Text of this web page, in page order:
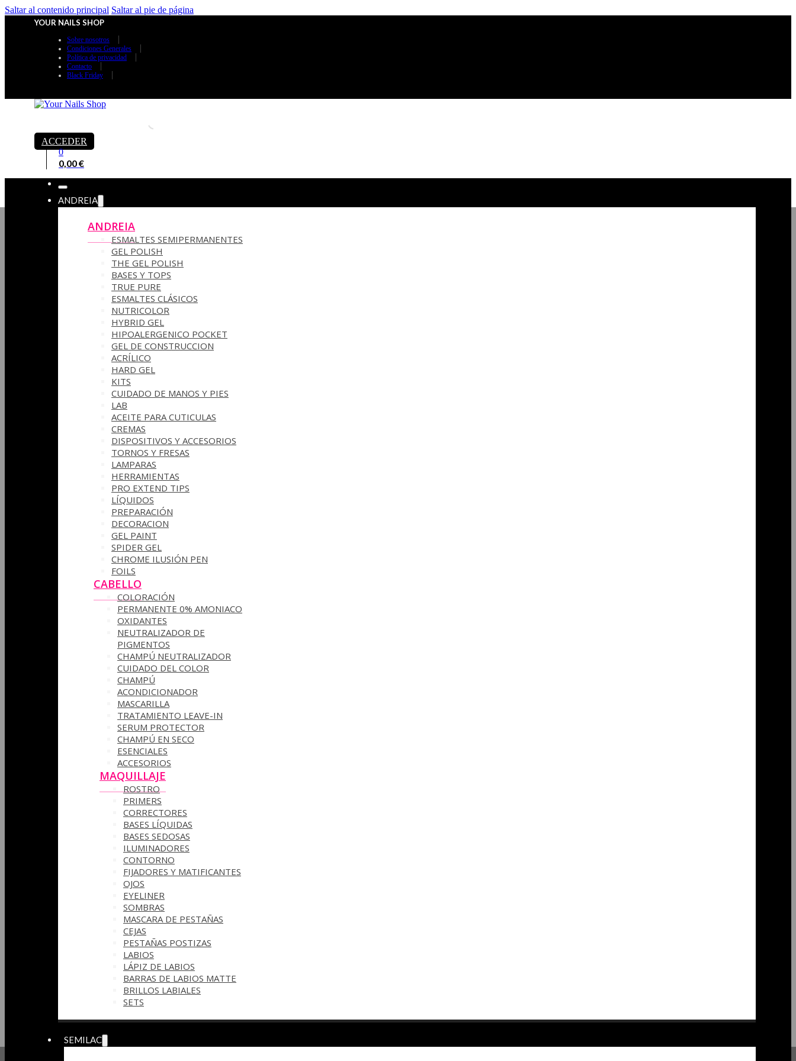
Saltar al contenido principal Saltar al pie de página
YOUR NAILS SHOP
Sobre nosotros
Condiciones Generales
Política de privacidad
Contacto
Black Friday
ACCEDER
0
0,00€
ANDREIA
ANDREIA
ESMALTES SEMIPERMANENTES
GEL POLISH
THE GEL POLISH
BASES Y‎ TOPS
TRUE PURE
ESMALTES CLÁSICOS
NUTRICOLOR
HYBRID GEL
HIPOALERGENICO POCKET
GEL DE CONSTRUCCION
ACRÍLICO
HARD GEL
KITS
CUIDADO DE MANOS Y PIES
LAB
ACEITE PARA CUTICULAS
CREMAS
DISPOSITIVOS Y ACCESORIOS
TORNOS Y FRESAS
LAMPARAS
HERRAMIENTAS
PRO EXTEND TIPS
LÍQUIDOS
PREPARACIÓN
DECORACION
GEL PAINT
SPIDER GEL
CHROME ILUSIÓN PEN
FOILS
CABELLO
COLORACIÓN
PERMANENTE 0% AMONIACO
OXIDANTES
NEUTRALIZADOR DE
PIGMENTOS
CHAMPÚ NEUTRALIZADOR
CUIDADO DEL COLOR
CHAMPÚ
ACONDICIONADOR
MASCARILLA
TRATAMIENTO LEAVE-IN
SERUM PROTECTOR
CHAMPÚ EN SECO
ESENCIALES
ACCESORIOS
MAQUILLAJE
ROSTRO
PRIMERS
CORRECTORES
BASES LÍQUIDAS
BASES SEDOSAS
ILUMINADORES
CONTORNO
FIJADORES Y MATIFICANTES
OJOS
EYELINER
SOMBRAS
MASCARA DE PESTAÑAS
CEJAS
PESTAÑAS POSTIZAS
LABIOS
LÁPIZ DE LABIOS
BARRAS DE LABIOS MATTE
BRILLOS LABIALES
SETS
SEMILAC